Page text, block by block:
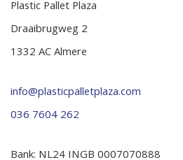
Plastic Pallet Plaza
Draaibrugweg 2
1332 AC Almere
info@plasticpalletplaza.com
036 7604 262
Bank: NL24 INGB 0007070888